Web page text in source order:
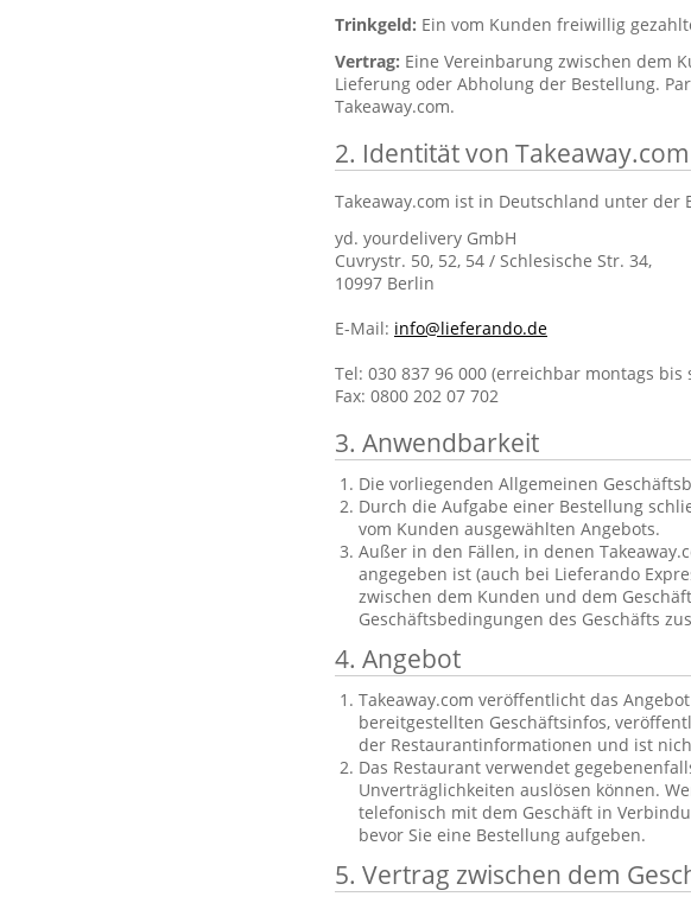
Trinkgeld: Ein vom Kunden freiwillig
Vertrag: Eine Vereinbarung zwischen dem
Lieferung oder Abholung der Bestellung.
Takeaway.com.
2. Identität von Takeaway.com
Takeaway.com ist in Deutschland unter der
yd. yourdelivery GmbH
Cuvrystr. 50, 52, 54 / Schlesische Str. 34,
10997 Berlin
E-Mail: info@lieferando.de
Tel: 030 837 96 000 (erreichbar montags bis
Fax: 0800 202 07 702
3. Anwendbarkeit
Die vorliegenden Allgemeinen
Durch die Aufgabe einer Bestellung
vom Kunden ausgewählten Angebots.
Außer in den Fällen, in denen
angegeben ist (auch bei Lieferando
zwischen dem Kunden und dem
Geschäftsbedingungen des Geschäfts
4. Angebot
Takeaway.com veröffentlicht das
bereitgestellten Geschäftsinfos,
der Restaurantinformationen und ist
Das Restaurant verwendet
Unverträglichkeiten auslösen können.
telefonisch mit dem Geschäft in
bevor Sie eine Bestellung aufgeben.
5. Vertrag zwischen dem